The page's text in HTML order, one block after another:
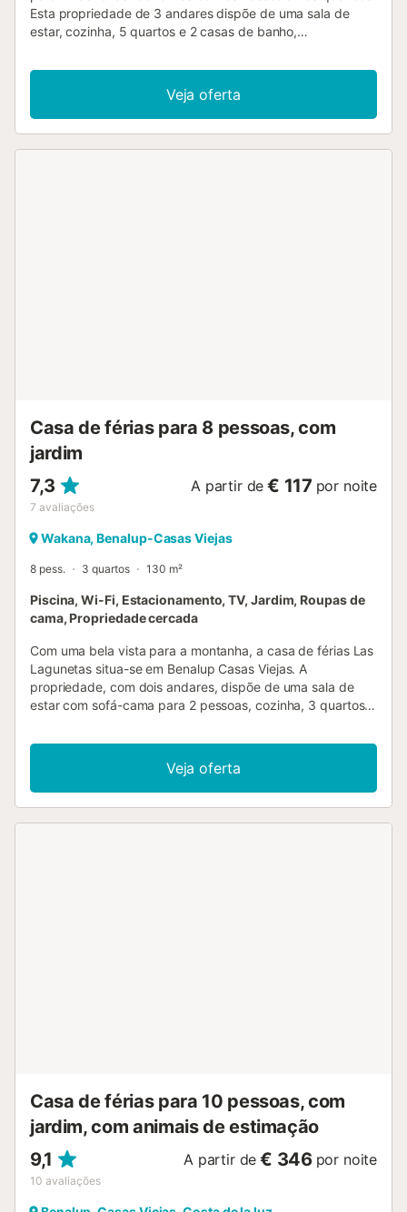
Esta propriedade de 3 andares dispõe de uma sala de
estar, cozinha, 5 quartos e 2 casas de banho,
adicionais encontram-se Wi-Fi, televisão, ar condicionado,
máquina de lavar roupa e secadora. Berço e cadeira alta
estão disponíveis mediante pedido. Desfrutem de um oásis
privado com piscina, jardim, varanda, churrasqueira e
Veja oferta
Casa de férias para 8 pessoas, com
jardim
7,3
7 avaliações
A partir de € 117 por noite
Wakana, Benalup-Casas Viejas
8 pess. 3 quartos 130 m²
Piscina, Wi-Fi, Estacionamento, TV, Jardim, Roupas de
cama, Propriedade cercada
Com uma bela vista para a montanha, a casa de férias Las
Lagunetas situa-se em Benalup Casas Viejas. A
propriedade, com dois andares, dispõe de uma sala de
estar com sofá-cama para 2 pessoas, cozinha, 3 quartos e
comodidades contam-se televisão, Wi-Fi e máquina de
lavar roupa. Este alojamento não dispõe de ar
condicionado. A casa oferece duas varandas privadas ao
ar livre, ideais para relaxar ao fim do dia. Os hóspedes têm
Veja oferta
Casa de férias para 10 pessoas, com
jardim, com animais de estimação
9,1
10 avaliações
A partir de € 346 por noite